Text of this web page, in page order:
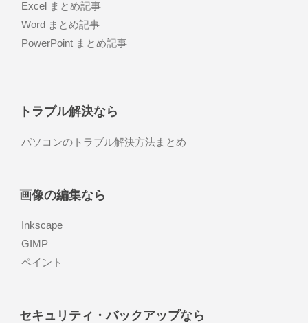
Excel まとめ記事
Word まとめ記事
PowerPoint まとめ記事
トラブル解決なら
パソコンのトラブル解決方法まとめ
画像の編集なら
Inkscape
GIMP
ペイント
セキュリティ・バックアップなら